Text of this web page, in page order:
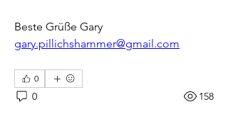
Beste Grüße Gary
gary.pillichshammer@gmail.com
0
0 158